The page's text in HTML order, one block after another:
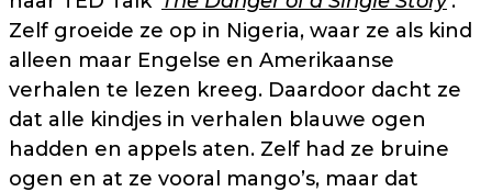
Zelf groeide ze op in Nigeria, waar ze als kind
alleen maar Engelse en Amerikaanse
verhalen te lezen kreeg. Daardoor dacht ze
dat alle kindjes in verhalen blauwe ogen
hadden en appels aten. Zelf had ze bruine
ogen en at ze vooral mango’s, maar dat